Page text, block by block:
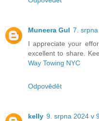
Muneera Gul 7.
I appreciate your
excellent to share.
Way Towing NYC
Odpovědět
kelly 9. srpna 2024 v